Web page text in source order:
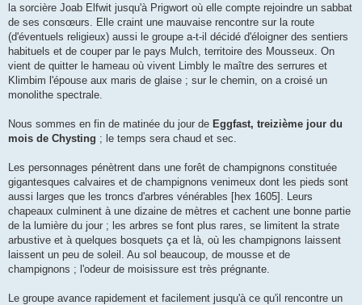
la sorcière Joab Elfwit jusqu'à Prigwort où elle compte rejoindre un sabbat
de ses consœurs. Elle craint une mauvaise rencontre sur la route
(d'éventuels religieux) aussi le groupe a-t-il décidé d'éloigner des sentiers
habituels et de couper par le pays Mulch, territoire des Mousseux. On
vient de quitter le hameau où vivent Limbly le maître des serrures et
Klimbim l'épouse aux maris de glaise ; sur le chemin, on a croisé un
monolithe spectrale.
Nous sommes en fin de matinée du jour de Eggfast, treizième jour du
mois de Chysting ; le temps sera chaud et sec.
Les personnages pénètrent dans une forêt de champignons constituée
gigantesques calvaires et de champignons venimeux dont les pieds sont
aussi larges que les troncs d'arbres vénérables [hex 1605]. Leurs
chapeaux culminent à une dizaine de mètres et cachent une bonne partie
de la lumière du jour ; les arbres se font plus rares, se limitent la strate
arbustive et à quelques bosquets ça et là, où les champignons laissent
laissent un peu de soleil. Au sol beaucoup, de mousse et de
champignons ; l'odeur de moisissure est très prégnante.
Le groupe avance rapidement et facilement jusqu'à ce qu'il rencontre un